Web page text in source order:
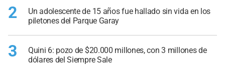
2
Un adolescente de 15 años fue hallado sin vida en los
piletones del Parque Garay
3
Quini 6: pozo de $20.000 millones, con 3 millones de
dólares del Siempre Sale